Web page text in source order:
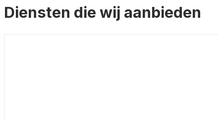
Diensten die wij aanbieden